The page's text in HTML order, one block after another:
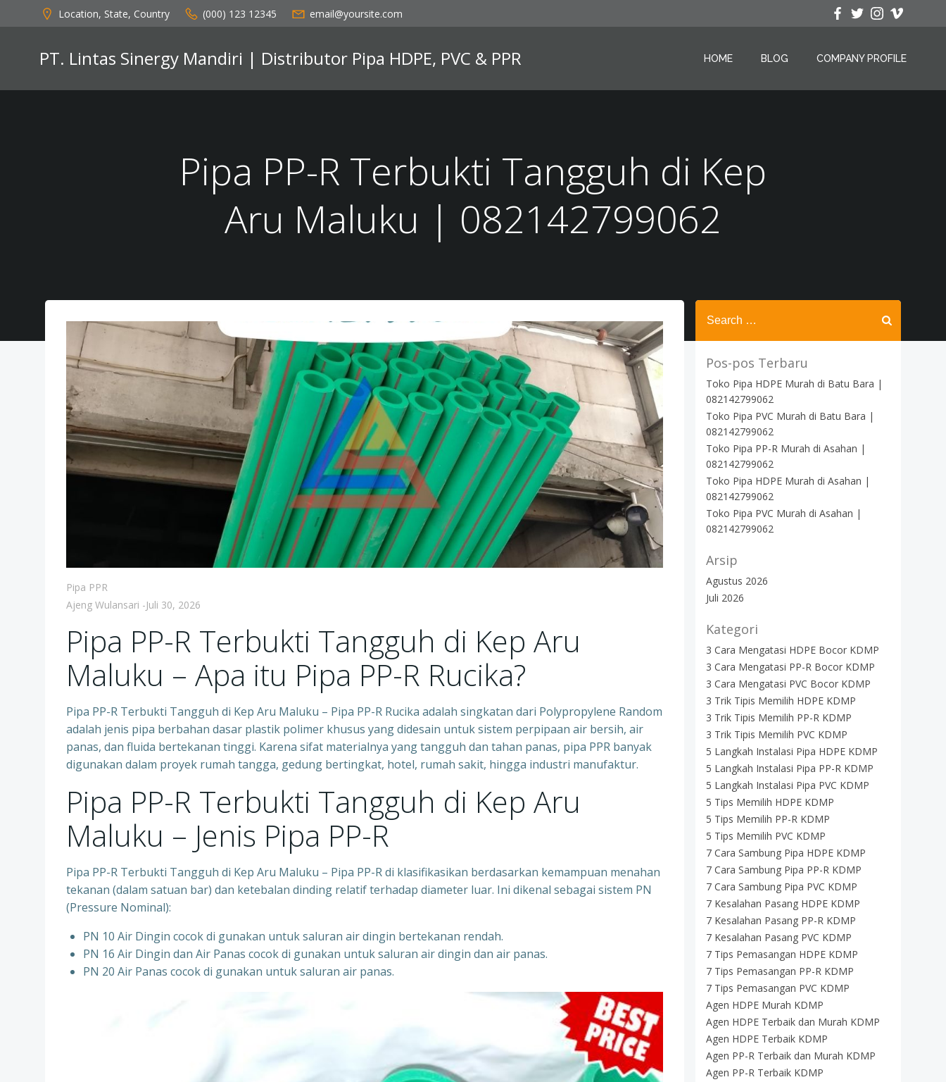
to
Location, State, Country (000) 123 12345 email@yoursite.com
PT. Lintas Sinergy Mandiri | Distributor Pipa HDPE, PVC & PPR HOME BLOG COMPANY PROFILE
Pipa PP-R Terbukti Tangguh di Kep
Aru Maluku | 082142799062
Pipa PPR
Ajeng Wulansari -Juli 30, 2026
Pipa PP-R Terbukti Tangguh di Kep Aru
Maluku – Apa itu Pipa PP-R Rucika?
Pipa PP-R Terbukti Tangguh di Kep Aru Maluku – Pipa PP-R Rucika adalah singkatan dari Polypropylene Random
adalah jenis pipa berbahan dasar plastik polimer khusus yang didesain untuk sistem perpipaan air bersih, air
panas, dan fluida bertekanan tinggi. Karena sifat materialnya yang tangguh dan tahan panas, pipa PPR banyak
digunakan dalam proyek rumah tangga, gedung bertingkat, hotel, rumah sakit, hingga industri manufaktur.
Pipa PP-R Terbukti Tangguh di Kep Aru
Maluku – Jenis Pipa PP-R
Pipa PP-R Terbukti Tangguh di Kep Aru Maluku – Pipa PP-R di klasifikasikan berdasarkan kemampuan menahan
tekanan (dalam satuan bar) dan ketebalan dinding relatif terhadap diameter luar. Ini dikenal sebagai sistem PN
(Pressure Nominal):
PN 10 Air Dingin cocok di gunakan untuk saluran air dingin bertekanan rendah.
PN 16 Air Dingin dan Air Panas cocok di gunakan untuk saluran air dingin dan air panas.
PN 20 Air Panas cocok di gunakan untuk saluran air panas.
Search
for:
Pos-pos Terbaru
Toko Pipa HDPE Murah di Batu Bara |
082142799062
Toko Pipa PVC Murah di Batu Bara |
082142799062
Toko Pipa PP-R Murah di Asahan |
082142799062
Toko Pipa HDPE Murah di Asahan |
082142799062
Toko Pipa PVC Murah di Asahan |
082142799062
Arsip
Agustus 2026
Juli 2026
Kategori
3 Cara Mengatasi HDPE Bocor KDMP
3 Cara Mengatasi PP-R Bocor KDMP
3 Cara Mengatasi PVC Bocor KDMP
3 Trik Tipis Memilih HDPE KDMP
3 Trik Tipis Memilih PP-R KDMP
3 Trik Tipis Memilih PVC KDMP
5 Langkah Instalasi Pipa HDPE KDMP
5 Langkah Instalasi Pipa PP-R KDMP
5 Langkah Instalasi Pipa PVC KDMP
5 Tips Memilih HDPE KDMP
5 Tips Memilih PP-R KDMP
5 Tips Memilih PVC KDMP
7 Cara Sambung Pipa HDPE KDMP
7 Cara Sambung Pipa PP-R KDMP
7 Cara Sambung Pipa PVC KDMP
7 Kesalahan Pasang HDPE KDMP
7 Kesalahan Pasang PP-R KDMP
7 Kesalahan Pasang PVC KDMP
7 Tips Pemasangan HDPE KDMP
7 Tips Pemasangan PP-R KDMP
7 Tips Pemasangan PVC KDMP
Agen HDPE Murah KDMP
Agen HDPE Terbaik dan Murah KDMP
Agen HDPE Terbaik KDMP
Agen PP-R Terbaik dan Murah KDMP
Agen PP-R Terbaik KDMP